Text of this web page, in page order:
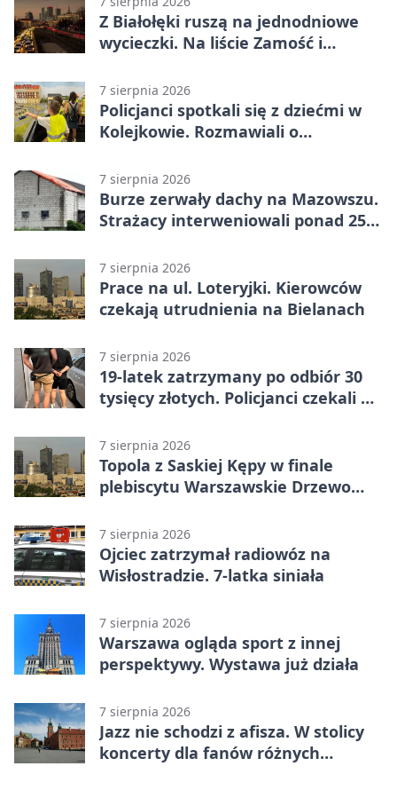
Z Białołęki ruszą na jednodniowe
wycieczki. Na liście Zamość i
7 sierpnia 2026
Policjanci spotkali się z dziećmi w
Kolejkowie. Rozmawiali o
7 sierpnia 2026
Burze zerwały dachy na Mazowszu.
Strażacy interweniowali ponad 250
7 sierpnia 2026
Prace na ul. Loteryjki. Kierowców
czekają utrudnienia na Bielanach
7 sierpnia 2026
19-latek zatrzymany po odbiór 30
tysięcy złotych. Policjanci czekali w
7 sierpnia 2026
Topola z Saskiej Kępy w finale
plebiscytu Warszawskie Drzewo
7 sierpnia 2026
Ojciec zatrzymał radiowóz na
Wisłostradzie. 7-latka siniała
7 sierpnia 2026
Warszawa ogląda sport z innej
perspektywy. Wystawa już działa
7 sierpnia 2026
Jazz nie schodzi z afisza. W stolicy
koncerty dla fanów różnych